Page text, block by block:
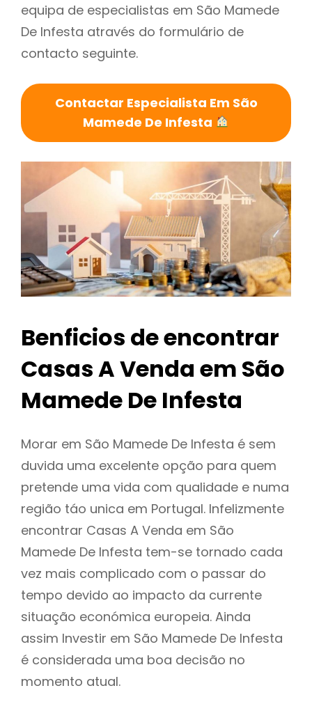
equipa de especialistas em São Mamede
De Infesta através do formulário de
contacto seguinte.
Contactar Especialista Em São
Mamede De Infesta
Benficios de encontrar
Casas A Venda em São
Mamede De Infesta
Morar em São Mamede De Infesta é sem
duvida uma excelente opção para quem
pretende uma vida com qualidade e numa
região táo unica em Portugal. Infelizmente
encontrar Casas A Venda em São
Mamede De Infesta tem-se tornado cada
vez mais complicado com o passar do
tempo devido ao impacto da currente
situação económica europeia. Ainda
assim Investir em São Mamede De Infesta
é considerada uma boa decisão no
momento atual.